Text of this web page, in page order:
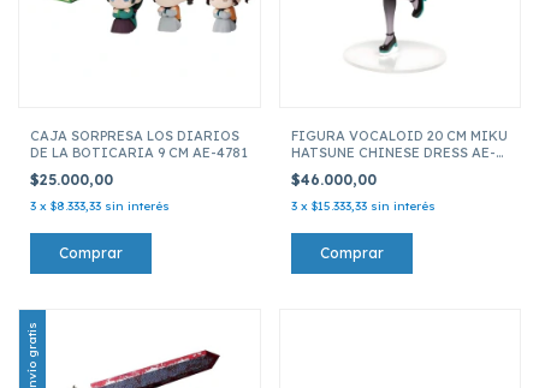
CAJA SORPRESA LOS DIARIOS
DE LA BOTICARIA 9 CM AE-4781
$25.000,00
3 x $8.333,33 sin interés
FIGURA VOCALOID 20 CM MIKU
HATSUNE CHINESE DRESS AE-
$46.000,00
3 x $15.333,33 sin interés
Envío gratis